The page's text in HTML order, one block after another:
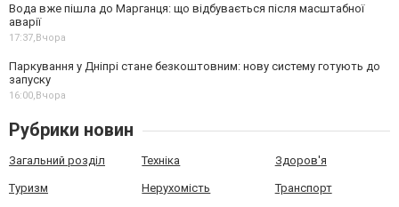
Вода вже пішла до Марганця: що відбувається після масштабної
аварії
17:37, Вчора
Паркування у Дніпрі стане безкоштовним: нову систему готують до
запуску
16:00, Вчора
Рубрики новин
Загальний розділ Техніка Здоров'я
Туризм Нерухомість Транспорт